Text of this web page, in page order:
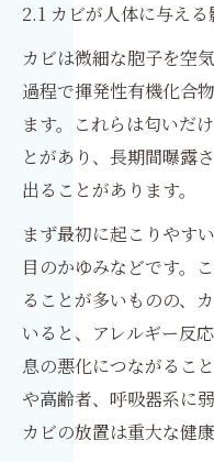
2.1 カビが人体に与え
カビは微細な胞子を空
過程で揮発性有機化合
ます。これらは匂いだ
とがあり、長期間曝露
出ることがあります。
まず最初に起こりやす
目のかゆみなどです。
ることが多いものの、
いると、アレルギー反
息の悪化につながるこ
や高齢者、呼吸器系に
カビの放置は重大な健康